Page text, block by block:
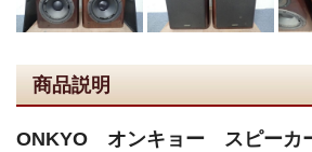
商品説明
ONKYO オンキョー スピー